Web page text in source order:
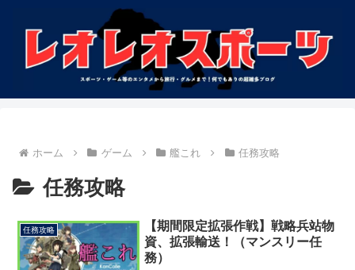
ホーム ゲーム 艦これ 任務攻略
任務攻略
任務攻略
【期間限定拡張作戦】戦略兵站物
資、拡張輸送！（マンスリー任
務）